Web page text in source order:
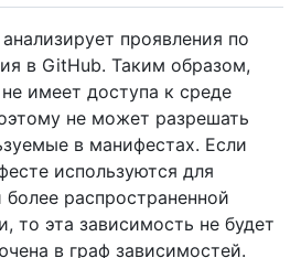
проявления по
в GitHub. Таким образом,
имеет доступа к среде
не может разрешать
в манифестах. Если
используются для
распространенной
то эта зависимость не будет
в граф зависимостей.